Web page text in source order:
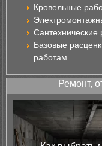
Кровельные
Сантехнические
Базовые
работам
Ремонт,